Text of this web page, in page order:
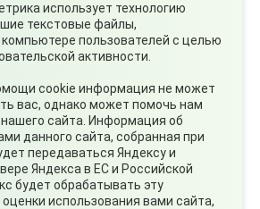
использует технологию
текстовые файлы,
пользователей с целью
активности.
cookie информация не может
вас, однако может помочь нам
сайта. Информация об
данного сайта, собранная при
передаваться Яндексу и
Яндекса в ЕС и Российской
будет обрабатывать эту
использования вами сайта,